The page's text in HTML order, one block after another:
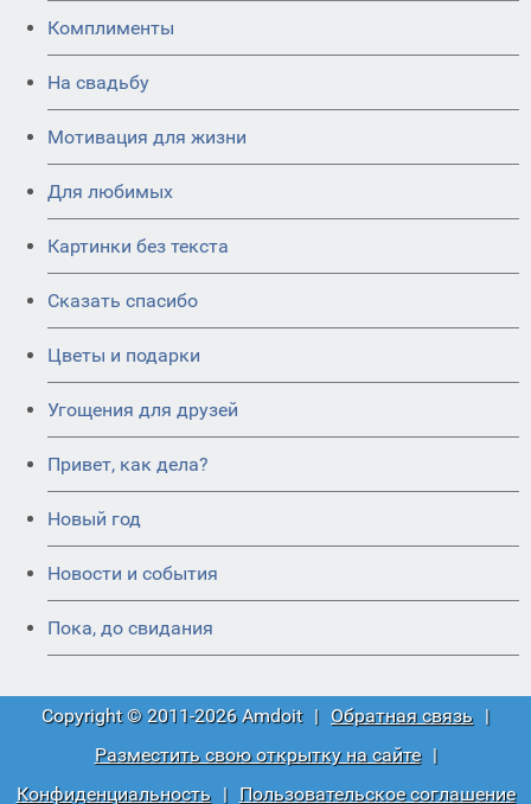
Комплименты
На свадьбу
Мотивация для жизни
Для любимых
Картинки без текста
Сказать спасибо
Цветы и подарки
Угощения для друзей
Привет, как дела?
Новый год
Новости и события
Пока, до свидания
Copyright © 2011-2026 Amdoit | Обратная связь |
Разместить свою открытку на сайте
|
Конфиденциальность
| Пользовательское соглашение